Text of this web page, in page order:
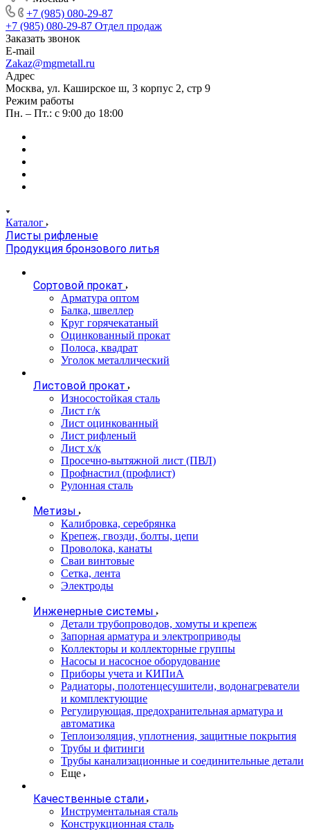
+7 (985) 080-29-87
+7 (985) 080-29-87 Отдел продаж
Заказать звонок
E-mail
Zakaz@mgmetall.ru
Адрес
Москва, ул. Каширское ш, 3 корпус 2, стр 9
Режим работы
Пн. – Пт.: с 9:00 до 18:00
Каталог
Листы рифленые
Продукция бронзового литья
Сортовой прокат
Арматура оптом
Балка, швеллер
Круг горячекатаный
Оцинкованный прокат
Полоса, квадрат
Уголок металлический
Листовой прокат
Износостойкая сталь
Лист г/к
Лист оцинкованный
Лист рифленый
Лист х/к
Просечно-вытяжной лист (ПВЛ)
Профнастил (профлист)
Рулонная сталь
Метизы
Калибровка, серебрянка
Крепеж, гвозди, болты, цепи
Проволока, канаты
Сваи винтовые
Сетка, лента
Электроды
Инженерные системы
Детали трубопроводов, хомуты и крепеж
Запорная арматура и электроприводы
Коллекторы и коллекторные группы
Насосы и насосное оборудование
Приборы учета и КИПиА
Радиаторы, полотенцесушители, водонагреватели
и комплектующие
Регулирующая, предохранительная арматура и
автоматика
Теплоизоляция, уплотнения, защитные покрытия
Трубы и фитинги
Трубы канализационные и соединительные детали
Еще
Качественные стали
Инструментальная сталь
Конструкционная сталь